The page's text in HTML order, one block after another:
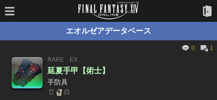
エオルゼアデータベース
0
1
RARE
EX
延夏手甲【術士】
手防具